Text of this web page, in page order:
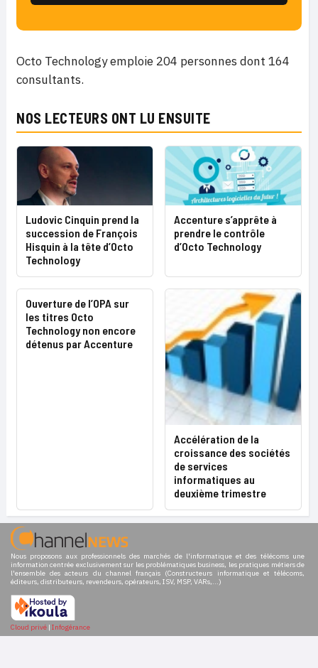
Octo Technology emploie 204 personnes dont 164
consultants.
NOS LECTEURS ONT LU ENSUITE
Ludovic Cinquin prend la
succession de François
Hisquin à la tête d’Octo
Technology
Accenture s’apprête à
prendre le contrôle
d’Octo Technology
Ouverture de l’OPA sur
les titres Octo
Technology non encore
détenus par Accenture
Accélération de la
croissance des sociétés
de services
informatiques au
deuxième trimestre
Nous proposons aux professionnels des marchés de l'informatique et des télécoms une
information centrée exclusivement sur les problématiques business, les pratiques métiers de
l'ensemble des acteurs du channel français (Constructeurs informatique et télécoms,
éditeurs, distributeurs, revendeurs, opérateurs, ISV, MSP, VARs,...)
Cloud privé | Infogérance